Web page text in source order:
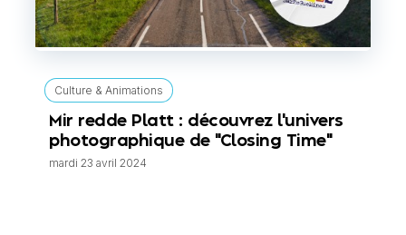
Culture & Animations
Mir redde Platt : découvrez l'univers
photographique de "Closing Time"
mardi 23 avril 2024